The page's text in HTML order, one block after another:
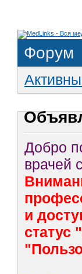
Форум
Добро
врачей
и
статус